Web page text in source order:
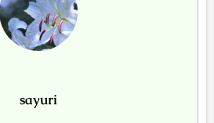
sayuri